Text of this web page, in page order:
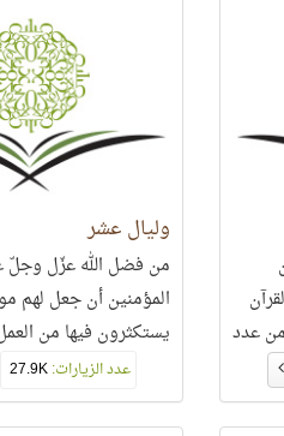
عدد
وليال عشر
من فضل الله عزّل وجلّ
المؤمنين أن جعل لهم
يستكثرون فيها من
والسعيد من اغتنم هذه
فيها
عدد الزيارات:27.9K